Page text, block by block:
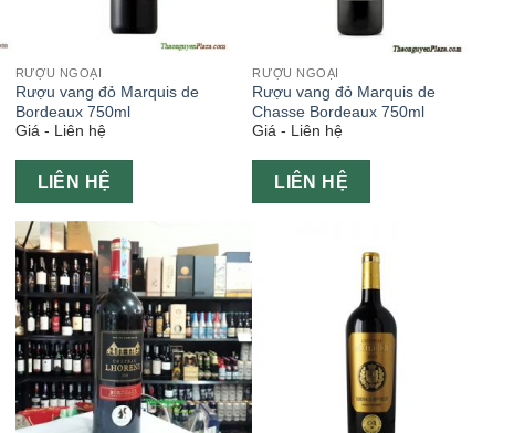
RƯỢU NGOẠI
Rượu vang đỏ Marquis de
Bordeaux 750ml
Giá - Liên hệ
LIÊN HỆ
RƯỢU NGOẠI
Rượu vang đỏ Marquis de
Chasse Bordeaux 750ml
Giá - Liên hệ
LIÊN HỆ